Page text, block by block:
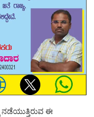
ನಡೆಯುತ್ತಿರುವ ಈ